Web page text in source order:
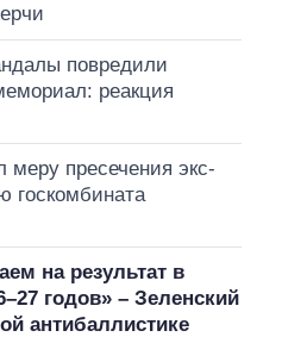
повредили
реакция
пресечения экс-
госкомбината
на результат в
годов» – Зеленский
антибаллистике